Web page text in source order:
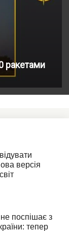
ракетами